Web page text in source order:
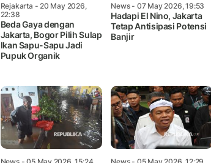
Rejakarta - 20 May 2026,
22:38
Beda Gaya dengan
Jakarta, Bogor Pilih Sulap
Ikan Sapu-Sapu Jadi
Pupuk Organik
News- 07 May 2026, 19:53
Hadapi El Nino, Jakarta
Tetap Antisipasi Potensi
Banjir